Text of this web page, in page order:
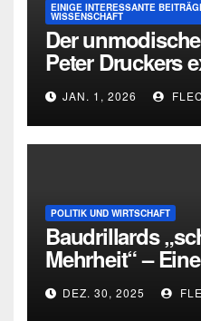
EINIGE INTERESSANTE
WISSENSCHAFT
Der
Peter Druckers
Intervention von
JAN. 1, 2026
POLITIK UND WIRTSCHAFT
Baudrillards
Mehrheit“ –
heute
DEZ. 30, 2025